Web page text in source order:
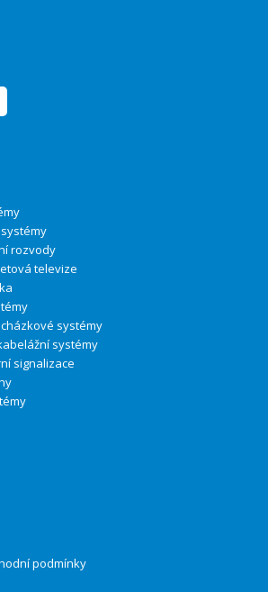
rozvody
televize
systémy
systémy
signalizace
podmínky